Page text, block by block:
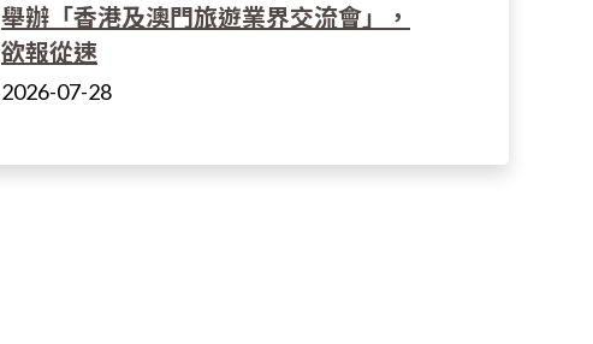
舉辦「香港及澳門旅遊業界交流會」，
欲報從速
2026-07-28